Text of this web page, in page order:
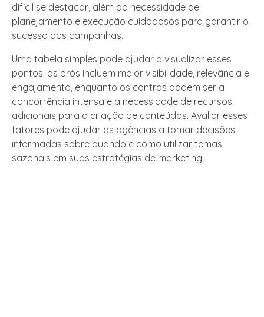
difícil se destacar, além da necessidade de
planejamento e execução cuidadosos para garantir o
sucesso das campanhas.
Uma tabela simples pode ajudar a visualizar esses
pontos: os prós incluem maior visibilidade, relevância e
engajamento, enquanto os contras podem ser a
concorrência intensa e a necessidade de recursos
adicionais para a criação de conteúdos. Avaliar esses
fatores pode ajudar as agências a tomar decisões
informadas sobre quando e como utilizar temas
sazonais em suas estratégias de marketing.